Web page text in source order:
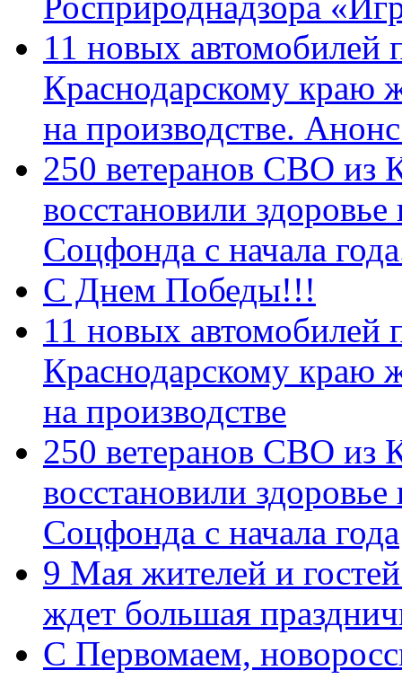
11 новых автомобилей
Краснодарскому краю
на производстве.
250 ветеранов СВО из
восстановили
Соцфонда с начала
С Днем Победы!!!
11 новых автомобилей
Краснодарскому краю
на производстве
250 ветеранов СВО из
восстановили
Соцфонда с начала года
9 Мая жителей и
ждет большая
C Первомаем,